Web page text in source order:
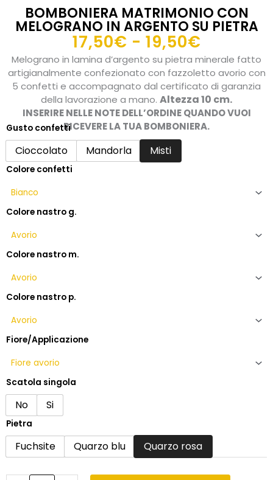
BOMBONIERA MATRIMONIO CON
MELOGRANO IN ARGENTO SU PIETRA
17,50€ - 19,50€
di
prezzo:
da
17,50€
a
19,50€
Melograno in lamina d’argento su pietra minerale fatto
artigianalmente confezionato con fazzoletto avorio con
5 confetti e accompagnato dal certificato di garanzia
della lavorazione a mano. Altezza 10 cm.
INSERIRE NELLE NOTE DELL’ORDINE QUANDO VUOI
RICEVERE LA TUA BOMBONIERA.
Gusto confetti
Cioccolato Mandorla Misti
Colore confetti
Colore nastro g.
Colore nastro m.
Colore nastro p.
Fiore/Applicazione
Scatola singola
No Si
Pietra
Fuchsite Quarzo blu Quarzo rosa
Bomboniera
matrimonio
con
melograno
argento
su
quantità